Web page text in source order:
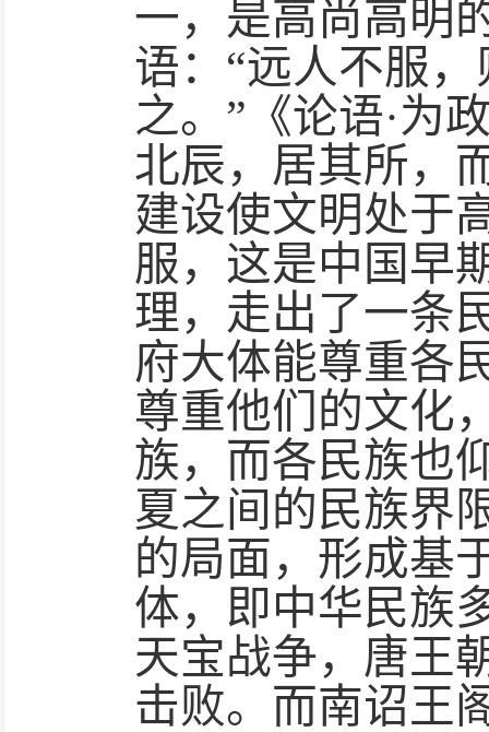
一，是高尚高明
语：“远人不服
之。”《论语·为
北辰，居其所，
建设使文明处于
服，这是中国早
理，走出了一条
府大体能尊重各
尊重他们的文化
族，而各民族也
夏之间的民族界
的局面，形成基
体，即中华民族
天宝战争，唐王
击败。而南诏王